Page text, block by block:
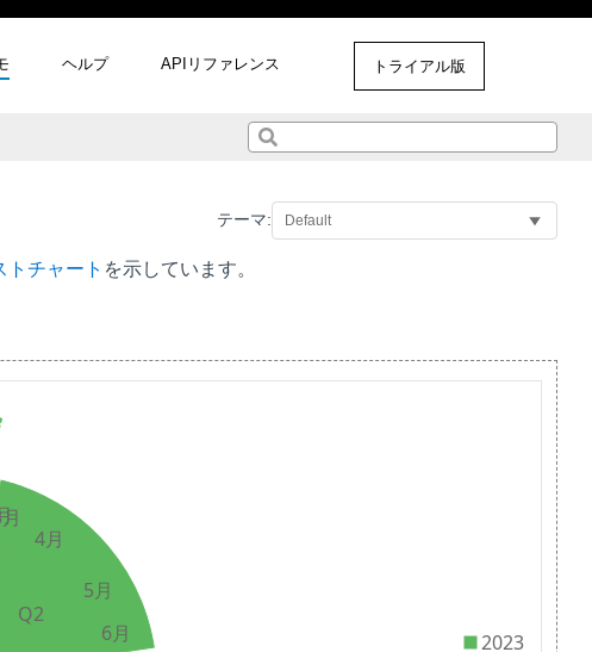
ヘルプ APIリファレンス トライアル版
テーマ:
トチャート を示しています。